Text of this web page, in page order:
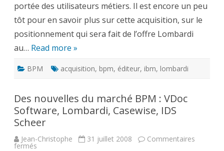
portée des utilisateurs métiers. Il est encore un peu
tôt pour en savoir plus sur cette acquisition, sur le
positionnement qui sera fait de l’offre Lombardi
au… Read more »
BPM acquisition, bpm, éditeur, ibm, lombardi
Des nouvelles du marché BPM : VDoc
Software, Lombardi, Casewise, IDS
Scheer
Jean-Christophe 31 juillet 2008 Commentaires
fermés